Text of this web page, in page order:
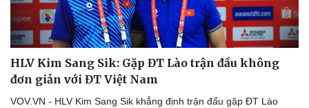
Văn hóa
Sân khấu - Điện ảnh
Văn học
Âm nhạc
Di sản
Giải trí
Nghệ sĩ
Thời trang
HLV Kim Sang Sik: Gặp ĐT Lào trận đầu không
đơn giản với ĐT Việt Nam
VOV.VN - HLV Kim Sang Sik khẳng định trận đấu gặp ĐT Lào